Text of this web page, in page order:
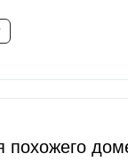
похожего